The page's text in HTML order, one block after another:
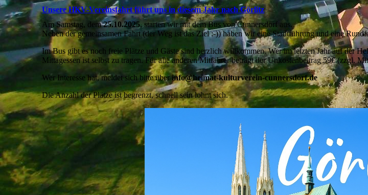
Unsere HKV-Vereinsfahrt führt uns in diesem Jahr nach Görlitz
Am Samstag, dem25.10.2025, starten wir mit dem Bus von Cunnersdorf aus.
Neben der gemeinsamen Fahrt (der Weg ist das Ziel :-)) haben wir eine Stadtführung und eine
Im Bus gibt es noch freie Plätze und Gäste sind herzlich willkommen. Wer im letzten Jahr auf der
Mittagessen ist selbst zu tragen. Für alle anderen Mitfahrer beträgt der Unkostenbeitrag 59€ (zzgl.
Wer Interesse hat, meldet sich bitte überinfo@heimat-kulturverein-cunnersdorf.de
Die Anzahl der Plätze ist begrenzt, schnell sein lohnt sich.